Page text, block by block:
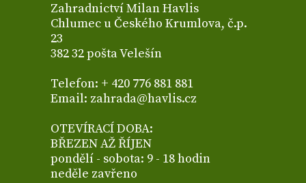
Zahradnictví Milan Havlis
Chlumec u Českého Krumlova, č.p.
23
382 32 pošta Velešín
Telefon: + 420 776 881 881
Email: zahrada@havlis.cz
OTEVÍRACÍ DOBA:
BŘEZEN AŽ ŘÍJEN
pondělí - sobota: 9 - 18 hodin
neděle zavřeno